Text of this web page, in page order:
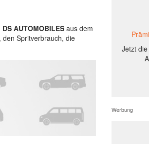
DS AUTOMOBILES aus dem
den Spritverbrauch, die
Jetzt
Werbung